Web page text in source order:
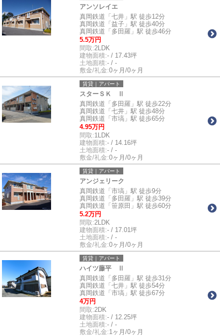
アンソレイエ
真岡鉄道「七井」駅 徒歩12分
真岡鉄道「益子」駅 徒歩40分
真岡鉄道「多田羅」駅 徒歩46分
5.5万円
間取:2LDK
建物面積:- / 17.43坪
土地面積:- / -
敷金/礼金:0ヶ月/0ヶ月
賃貸｜アパート
スターＳＫ Ⅱ
真岡鉄道「多田羅」駅 徒歩22分
真岡鉄道「七井」駅 徒歩48分
真岡鉄道「市塙」駅 徒歩65分
4.95万円
間取:1LDK
建物面積:- / 14.16坪
土地面積:- / -
敷金/礼金:0ヶ月/0ヶ月
賃貸｜アパート
アンジェリーク
真岡鉄道「市塙」駅 徒歩9分
真岡鉄道「多田羅」駅 徒歩39分
真岡鉄道「笹原田」駅 徒歩60分
5.2万円
間取:2LDK
建物面積:- / 17.01坪
土地面積:- / -
敷金/礼金:0ヶ月/0ヶ月
賃貸｜アパート
ハイツ藤平 Ⅱ
真岡鉄道「多田羅」駅 徒歩31分
真岡鉄道「七井」駅 徒歩54分
真岡鉄道「市塙」駅 徒歩67分
4万円
間取:2DK
建物面積:- / 12.25坪
土地面積:- / -
敷金/礼金:1ヶ月/0ヶ月